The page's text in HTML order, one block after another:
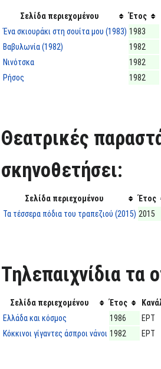
Σελίδα περιεχομένου
Έτος
Ένα σκιουράκι στη σουίτα μου (1983) 1983
Βαβυλωνία (1982)
1982
Νινότσκα
1982
Ρήσος
1982
Θεατρικές
σκηνοθετήσει:
Σελίδα περιεχομένου
Έτος
Τα τέσσερα πόδια του τραπεζιού (2015) 2015
Τηλεπαιχνίδια τα
Σελίδα περιεχομένου Έτος
Ελλάδα και κόσμος
1986
ΕΡΤ
Κόκκινοι γίγαντες άσπροι νάνοι 1982 ΕΡΤ